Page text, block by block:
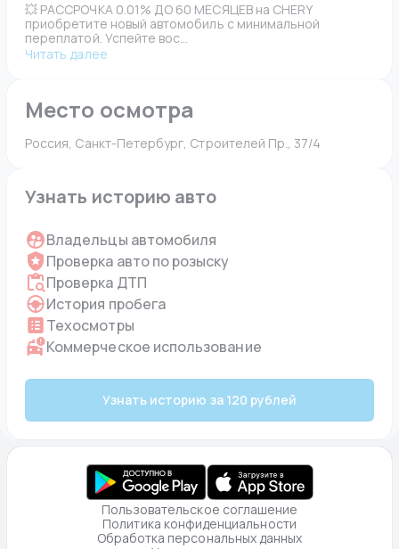
💥 РАССРОЧКА 0.01% ДО 60 МЕСЯЦЕВ на CHERY
приобретите новый автомобиль с минимальной
переплатой. Успейте вос...
Читать далее
Место осмотра
Россия, Санкт-Петербург, Строителей Пр., 37/4
Узнать историю авто
Владельцы автомобиля
Проверка авто по розыску
Проверка ДТП
История пробега
Техосмотры
Коммерческое использование
Узнать историю за 120 рублей
Пользовательское соглашение
Политика конфиденциальности
Обработка персональных данных